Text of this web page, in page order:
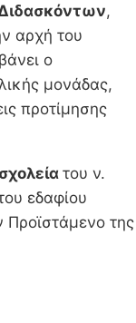
,
αρχή του
ο
μονάδας,
προτίμησης
του ν.
εδαφίου
Προϊστάμενο της